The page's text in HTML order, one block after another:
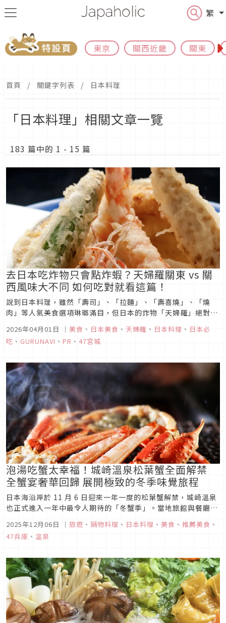
繁
東京 關西近畿 關東
首頁 關鍵字列表 日本料理
「日本料理」相關文章一覽
183 篇中的 1 - 15 篇
去日本吃炸物只會點炸蝦？天婦羅關東 vs 關
西風味大不同 如何吃對就看這篇！
說到日本料理，雖然「壽司」、「拉麵」、「壽喜燒」、「燒
肉」等人氣美食選項琳瑯滿目，但日本的炸物「天婦羅」絕對也
裹上麵衣後油炸的日本料理。其魅力在於職人技藝所打造出的細
緻麵衣，外層薄脆金黃，內裡則能保留食材原有的鮮甜與多汁口
2026年04月01日 ｜ 美食 、 日本美食 、 天婦羅 、 日本料理 、 日本必
吃 、 GURUNAVI 、 PR 、 47宮城
泡湯吃蟹太幸福！城崎溫泉松葉蟹全面解禁
全蟹宴奢華回歸 展開極致的冬季味覺旅程
日本海沿岸於 11 月 6 日迎來一年一度的松葉蟹解禁，城崎溫泉
也正式進入一年中最令人期待的「冬蟹季」。當地旅館與餐廳紛
身到火鍋、天婦羅以及濃郁蟹味噌湯，更可挑戰一次品嚐多種料
理方式的「全蟹宴」，在溫泉暖意包圍下度過難忘的冬日美食時
2025年12月06日 ｜ 旅遊 、 鍋物料理 、 日本料理 、 美食 、 推薦美食 、
47兵庫 、 溫泉